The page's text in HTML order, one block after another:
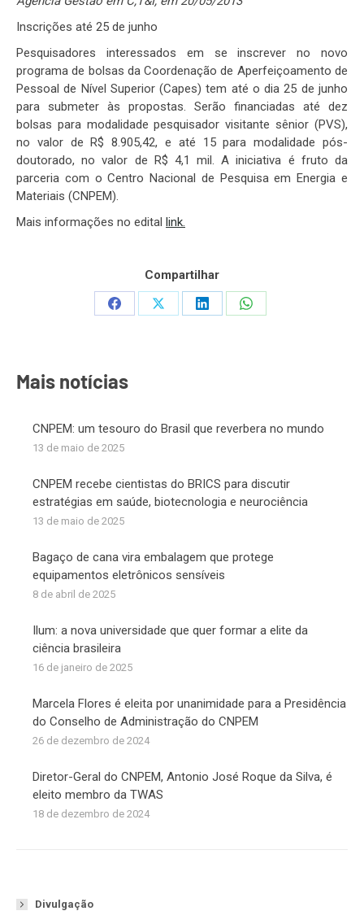
Inscrições até 25 de junho
Pesquisadores interessados em se inscrever no novo
programa de bolsas da Coordenação de Aperfeiçoamento de
Pessoal de Nível Superior (Capes) tem até o dia 25 de junho
para submeter às propostas. Serão financiadas até dez
bolsas para modalidade pesquisador visitante sênior (PVS),
no valor de R$ 8.905,42, e até 15 para modalidade pós-
doutorado, no valor de R$ 4,1 mil. A iniciativa é fruto da
parceria com o Centro Nacional de Pesquisa em Energia e
Materiais (CNPEM).
Mais informações no edital link.
Compartilhar
Share
Share
Share
Share
Mais notícias
CNPEM: um tesouro do Brasil que reverbera no mundo
13 de maio de 2025
CNPEM recebe cientistas do BRICS para discutir
estratégias em saúde, biotecnologia e neurociência
13 de maio de 2025
Bagaço de cana vira embalagem que protege
equipamentos eletrônicos sensíveis
8 de abril de 2025
Ilum: a nova universidade que quer formar a elite da
ciência brasileira
16 de janeiro de 2025
Marcela Flores é eleita por unanimidade para a Presidência
do Conselho de Administração do CNPEM
26 de dezembro de 2024
Diretor-Geral do CNPEM, Antonio José Roque da Silva, é
eleito membro da TWAS
18 de dezembro de 2024
Divulgação